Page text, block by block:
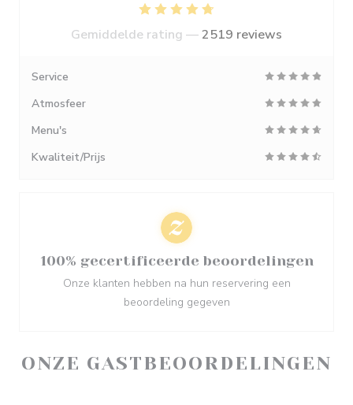
ONZE GASTBEOORDELINGEN
Gemiddelde rating —2519 reviews
Service
Atmosfeer
Menu's
Kwaliteit/Prijs
100% gecertificeerde beoordelingen
Onze klanten hebben na hun reservering een
beoordeling gegeven